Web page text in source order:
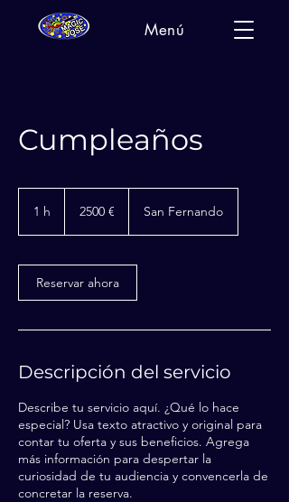
Menú
Cumpleaños
1 h 2500 € San Fernando
Reservar ahora
Descripción del servicio
Describe tu servicio aquí. ¿Qué lo hace
especial? Usa texto atractivo y original para
contar tu oferta y sus beneficios. Agrega
más información para despertar la
curiosidad de tu audiencia y convencerla de
concretar la reserva.